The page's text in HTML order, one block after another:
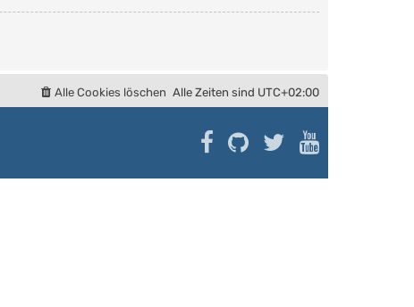
Alle Zeiten sind UTC+02:00
Alle Cookies löschen